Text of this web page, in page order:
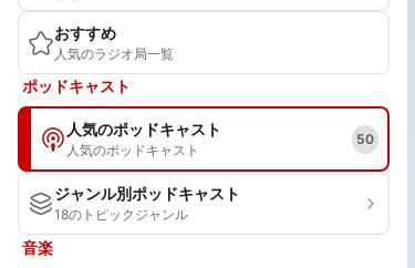
おすすめ
人気のラジオ局一覧
ポッドキャスト
人気のポッドキャスト
人気のポッドキャスト
50
ジャンル別ポッドキャスト
18のトピックジャンル
音楽